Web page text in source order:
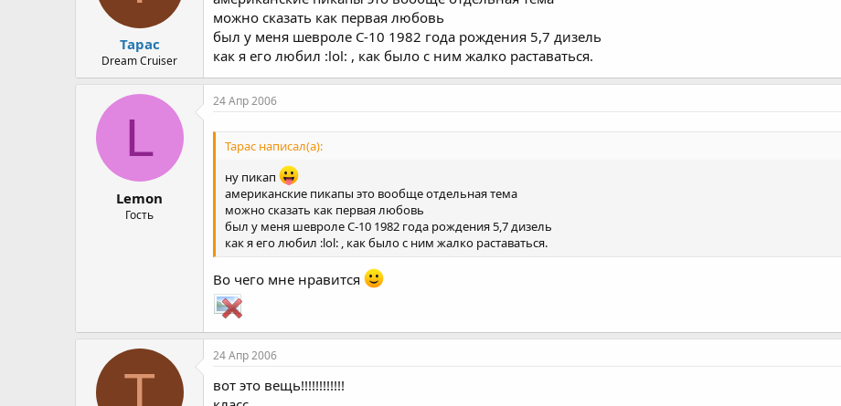
Тарас
Dream Cruiser
можно сказать как первая любовь
был у меня шевроле C-10 1982 года рождения 5,7 дизель
как я его любил :lol: , как было с ним жалко раставаться.
L
Lemon
Гость
24 Апр 2006
Тарас написал(а):
ну пикап
американские пикапы это вообще отдельная тема
можно сказать как первая любовь
был у меня шевроле C-10 1982 года рождения 5,7 дизель
как я его любил :lol: , как было с ним жалко раставаться.
Во чего мне нравится
Т
24 Апр 2006
вот это вещь!!!!!!!!!!!!